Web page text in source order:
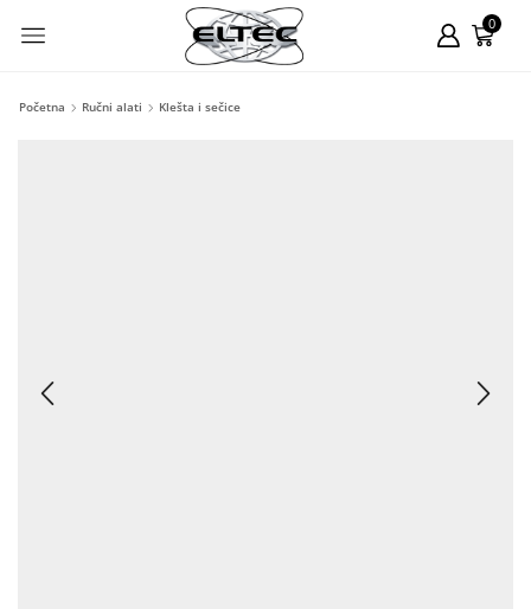
0
Početna Ručni alati Klešta i sečice